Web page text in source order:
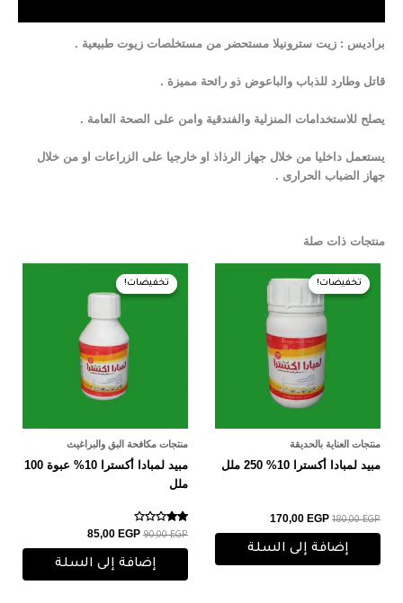
براديس : زيت سترونيلا مستحضر من مستخلصات زيوت طبيعية .
قاتل وطارد للذباب والباعوض ذو رائحة مميزة .
يصلح للاستخدامات المنزلية والفندقية وامن على الصحة العامة .
يستعمل داخليا من خلال جهاز الرذاذ او خارجيا على الزراعات او من خلال
جهاز الضباب الحرارى .
منتجات ذات صلة
تخفيضات!
تخفيضات!
منتجات العناية بالحديقة
مبيد لمبادا أكسترا 10% 250 ملل
180,00EGP
السعر
الأصلي
هو:
180,00 EGP.
170,00 EGP
السعر
الحالي
170,00 EGP.
إضافة إلى السلة
تخفيضات!
تخفيضات!
منتجات مكافحة البق والبراغيث
مبيد لمبادا أكسترا 10% عبوة 100
ملل
تم
2.00
90,00EGP
السعر
الأصلي
هو:
90,00 EGP.
85,00 EGP
السعر
85,00 EGP.
إضافة إلى السلة